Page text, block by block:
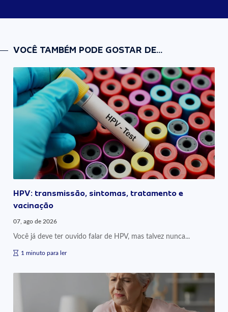
VOCÊ TAMBÉM PODE GOSTAR DE...
HPV: transmissão, sintomas, tratamento e
vacinação
07, ago de 2026
Você já deve ter ouvido falar de HPV, mas talvez nunca...
1 minuto para ler